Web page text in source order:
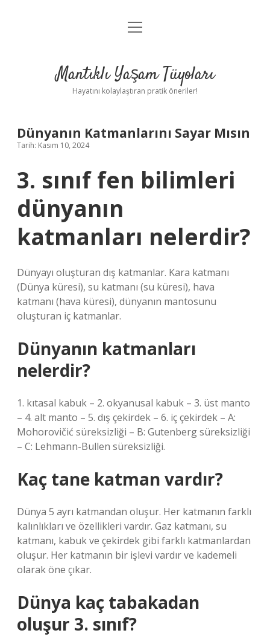
Anasayfa
Yasal Uyarı
menüyü
Mantıklı Yaşam Tüyoları
Hayatını kolaylaştıran pratik öneriler!
Dünyanın Katmanlarını Sayar Mısın
Tarih: Kasım 10, 2024
3. sınıf fen bilimleri
dünyanın
katmanları nelerdir?
Dünyayı oluşturan dış katmanlar. Kara katmanı
(Dünya küresi), su katmanı (su küresi), hava
katmanı (hava küresi), dünyanın mantosunu
oluşturan iç katmanlar.
Dünyanın katmanları
nelerdir?
1. kıtasal kabuk – 2. okyanusal kabuk – 3. üst manto
– 4. alt manto – 5. dış çekirdek – 6. iç çekirdek – A:
Mohorovičić süreksizliği – B: Gutenberg süreksizliği
– C: Lehmann-Bullen süreksizliği.
Kaç tane katman vardır?
Dünya 5 ayrı katmandan oluşur. Her katmanın farklı
kalınlıkları ve özellikleri vardır. Gaz katmanı, su
katmanı, kabuk ve çekirdek gibi farklı katmanlardan
oluşur. Her katmanın bir işlevi vardır ve kademeli
olarak öne çıkar.
Dünya kaç tabakadan
oluşur 3. sınıf?